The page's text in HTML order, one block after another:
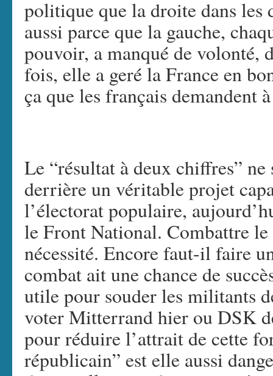
politique que la droite dans
aussi parce que la gauche,
pouvoir, a manqué de volonté,
fois, elle a geré la France en
ça que les français demandent
Le “résultat à deux chiffres”
derrière un véritable projet
l’électorat populaire,
le Front National. Combattre
nécessité. Encore faut-il faire
combat ait une chance de
utile pour souder les militants
voter Mitterrand hier ou DSK
pour réduire l’attrait de cette
républicain” est elle aussi